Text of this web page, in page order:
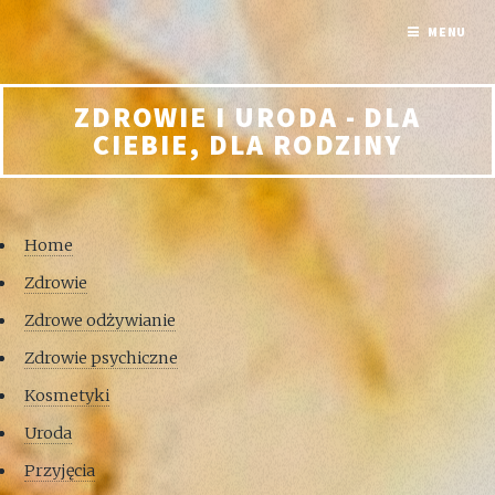
ZDROWIE I URODA - DLA
CIEBIE, DLA RODZINY
Home
Zdrowie
Zdrowe odżywianie
Zdrowie psychiczne
Kosmetyki
Uroda
Przyjęcia
MENU